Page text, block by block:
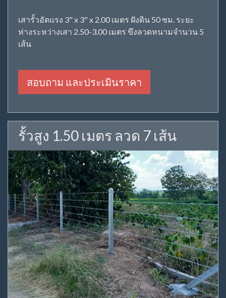
เสารั้วอัดแรง 3" x 3" x 2.00 เมตร ฝังดิน 50 ซม. ระยะ
ห่างระหว่างเสา 2.50-3.00 เมตร ขึงลวดหนามจำนวน 5
เส้น
สอบถาม และประเมินราคา
รั้วสูง 1.50 เมตร ลวด 7 เส้น